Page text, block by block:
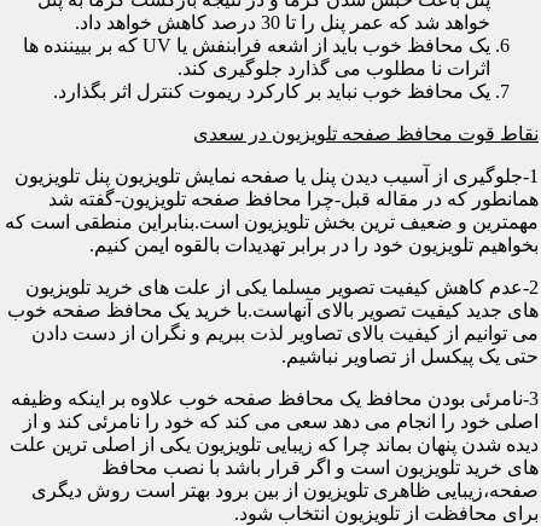
خواهد شد که عمر پنل را تا 30 درصد کاهش خواهد داد.
یک محافظ خوب باید از اشعه فرابنفش یا UV که بر بییننده ها
اثرات نا مطلوب می گذارد جلوگیری کند.
یک محافظ خوب نباید بر کارکرد ریموت کنترل اثر بگذارد.
نقاط قوت محافظ صفحه تلویزیون در سعدی
1-جلوگیری از آسیب دیدن پنل یا صفحه نمایش تلویزیون پنل تلویزیون
همانطور که در مقاله قبل-چرا محافظ صفحه تلویزیون-گفته شد
مهمترین و ضعیف ترین بخش تلویزیون است.بنابراین منطقی است که
بخواهیم تلویزیون خود را در برابر تهدیدات بالقوه ایمن کنیم.
2-عدم کاهش کیفیت تصویر مسلما یکی از علت های خرید تلویزیون
های جدید کیفیت تصویر بالای آنهاست.با خرید یک محافظ صفحه خوب
می توانیم از کیفیت بالای تصاویر لذت ببریم و نگران از دست دادن
حتی یک پیکسل از تصاویر نباشیم.
3-نامرئی بودن محافظ یک محافظ صفحه خوب علاوه بر اینکه وظیفه
اصلی خود را انجام می دهد سعی می کند که خود را نامرئی کند و از
دیده شدن پنهان بماند چرا که زیبایی تلویزیون یکی از اصلی ترین علت
های خرید تلویزیون است و اگر قرار باشد با نصب محافظ
صفحه،زیبایی ظاهری تلویزیون از بین برود بهتر است روش دیگری
برای محافظت از تلویزیون انتخاب شود.